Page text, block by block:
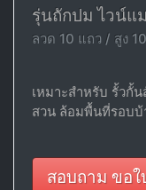
รุ่นถักปม ไวน์แ
ลวด 10 แถว / สูง
เหมาะสำหรับ รั้วกั้
สวน ล้อมพื้นที่รอบบ้
สอบถาม ขอใ